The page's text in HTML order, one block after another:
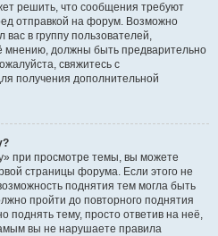
решить, что сообщения требуют
отправкой на форум. Возможно
вас в группу пользователей,
мнению, должны быть предварительно
свяжитесь с
получения дополнительной
при просмотре темы, вы можете
страницы форума. Если этого не
поднятия тем могла быть
пройти до повторного поднятия
тему, просто ответив на неё,
вы не нарушаете правила